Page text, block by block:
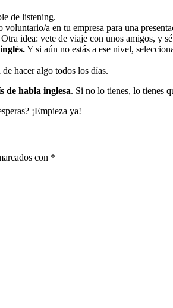
de listening.
voluntario/a en tu empresa para una
idea: vete de viaje con unos amigos, y
Y si aún no estás a ese nivel,
hacer algo todos los días.
de habla inglesa. Si no lo tienes, lo tienes
¡Empieza ya!
con *